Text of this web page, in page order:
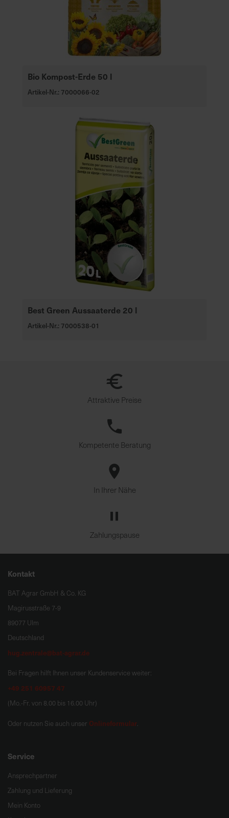
Bio Kompost-Erde 50 l
Artikel-Nr.: 7000066-02
Best Green Aussaaterde 20 l
Artikel-Nr.: 7000538-01
Attraktive Preise
Kompetente Beratung
In Ihrer Nähe
Zahlungspause
Kontakt
BAT Agrar GmbH & Co. KG
Magirusstraße 7-9
89077 Ulm
Deutschland
hug.zentrale@bat-agrar.de
Bei Fragen hilft Ihnen unser Kundenservice weiter:
+49 251 60957 47
(Mo.-Fr. von 8.00 bis 16.00 Uhr)
Oder nutzen Sie auch unser Onlineformular.
Service
Ansprechpartner
Zahlung und Lieferung
Mein Konto